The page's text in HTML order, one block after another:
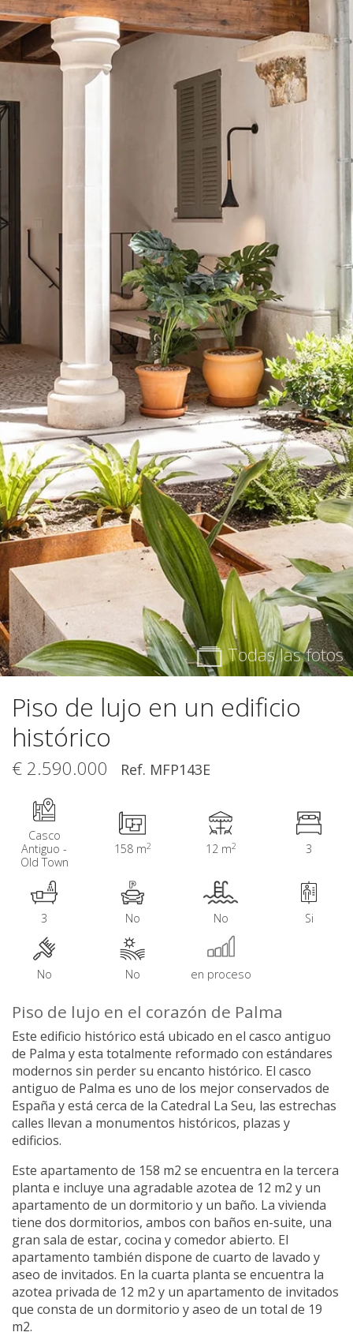
Todas las fotos
Piso de lujo en un edificio
histórico
€ 2.590.000 Ref. MFP143E
Casco
Antiguo -
Old Town
158 m2 12 m2 3
3 No No Si
No No en proceso
Piso de lujo en el corazón de Palma
Este edificio histórico está ubicado en el casco antiguo
de Palma y esta totalmente reformado con estándares
modernos sin perder su encanto histórico. El casco
antiguo de Palma es uno de los mejor conservados de
España y está cerca de la Catedral La Seu, las estrechas
calles llevan a monumentos históricos, plazas y
edificios.
Este apartamento de 158 m2 se encuentra en la tercera
planta e incluye una agradable azotea de 12 m2 y un
apartamento de un dormitorio y un baño. La vivienda
tiene dos dormitorios, ambos con baños en-suite, una
gran sala de estar, cocina y comedor abierto. El
apartamento también dispone de cuarto de lavado y
aseo de invitados. En la cuarta planta se encuentra la
azotea privada de 12 m2 y un apartamento de invitados
que consta de un dormitorio y aseo de un total de 19
m2.